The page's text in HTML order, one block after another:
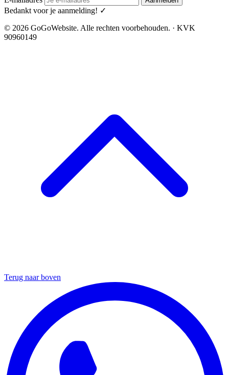
Bedankt voor je aanmelding! ✓
© 2026 GoGoWebsite. Alle rechten voorbehouden. · KVK
90960149
Terug naar boven